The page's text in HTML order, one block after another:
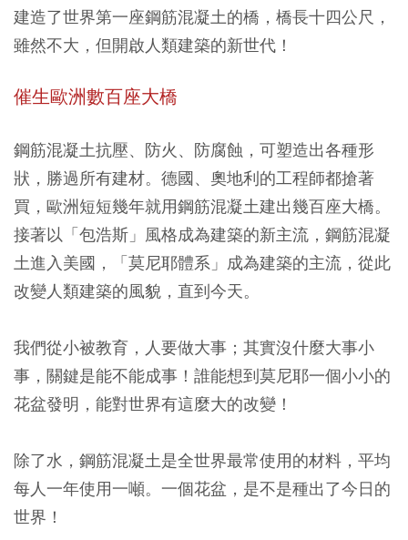
建造了世界第一座鋼筋混凝土的橋，橋長十四公尺，
雖然不大，但開啟人類建築的新世代！
催生歐洲數百座大橋
鋼筋混凝土抗壓、防火、防腐蝕，可塑造出各種形
狀，勝過所有建材。德國、奧地利的工程師都搶著
買，歐洲短短幾年就用鋼筋混凝土建出幾百座大橋。
接著以「包浩斯」風格成為建築的新主流，鋼筋混凝
土進入美國，「莫尼耶體系」成為建築的主流，從此
改變人類建築的風貌，直到今天。
我們從小被教育，人要做大事；其實沒什麼大事小
事，關鍵是能不能成事！誰能想到莫尼耶一個小小的
花盆發明，能對世界有這麼大的改變！
除了水， 鋼筋混凝土是全世界最常使用的材料，平均
每人一年使用一噸。一個花盆，是不是種出了今日的
世界！